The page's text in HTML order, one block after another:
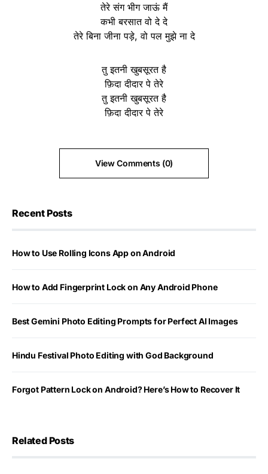
तेरे संग भीग जाऊं मैं
कभी बरसात वो दे दे
तेरे बिना जीना पड़े, वो पल मुझे ना दे
तु इतनी खुबसूरत है
फ़िदा दीदार पे तेरे
तु इतनी खुबसूरत है
फ़िदा दीदार पे तेरे
View Comments (0)
Recent Posts
How to Use Rolling Icons App on Android
How to Add Fingerprint Lock on Any Android Phone
Best Gemini Photo Editing Prompts for Perfect AI Images
Hindu Festival Photo Editing with God Background
Forgot Pattern Lock on Android? Here’s How to Recover It
Related Posts